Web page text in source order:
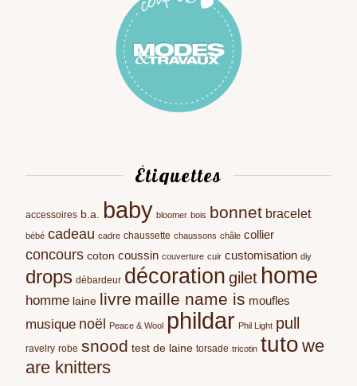
Étiquettes
accessoires b.a. baby bloomer bois bonnet bracelet
bébé cadeau cadre chaussette chaussons châle collier
concours coton coussin couverture cuir customisation diy
drops débardeur décoration gilet home
homme laine livre maille name is moufles
musique noël Peace & Wool phildar Phil Light pull
ravelry robe snood test de laine torsade tricotin tuto we
are knitters